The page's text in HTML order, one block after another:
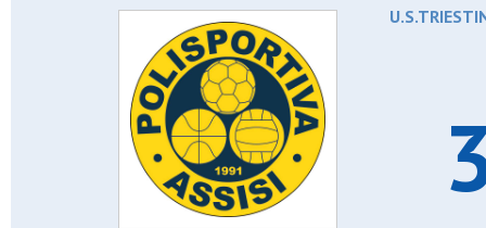
S.giuseppe artigiano
S.spirito
S.valeria
San giuliano
Serenissima san pio x
Speranza agrate
Sporting c.b.
Sportinzona
Up settimo
Upg
Valsesia